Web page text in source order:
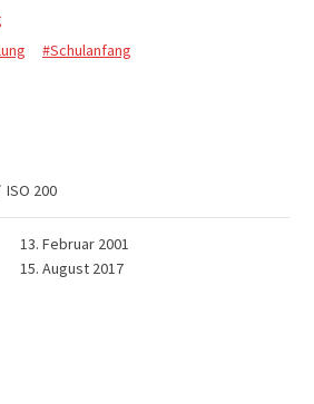
#Schulanfang
ISO 200
13. Februar 2001
15. August 2017